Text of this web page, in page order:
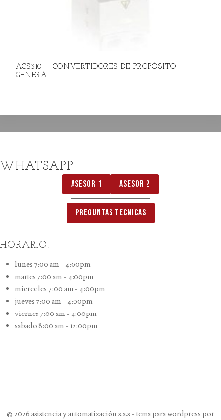
ACS310 – CONVERTIDORES DE PROPÓSITO
GENERAL
WHATSAPP
ASESOR 1 ASESOR 2
PREGUNTAS TECNICAS
HORARIO:
lunes 7:00 am - 4:00pm
martes 7:00 am - 4:00pm
miercoles 7:00 am - 4:00pm
jueves 7:00 am - 4:00pm
viernes 7:00 am - 4:00pm
sabado 8:00 am - 12:00pm
© 2026 asistencia y automatización s.a.s - tema para wordpress por